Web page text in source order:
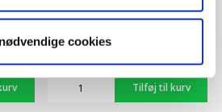
cookies
Kombipakke: LMX2044 +
GTX2000
2.398,-